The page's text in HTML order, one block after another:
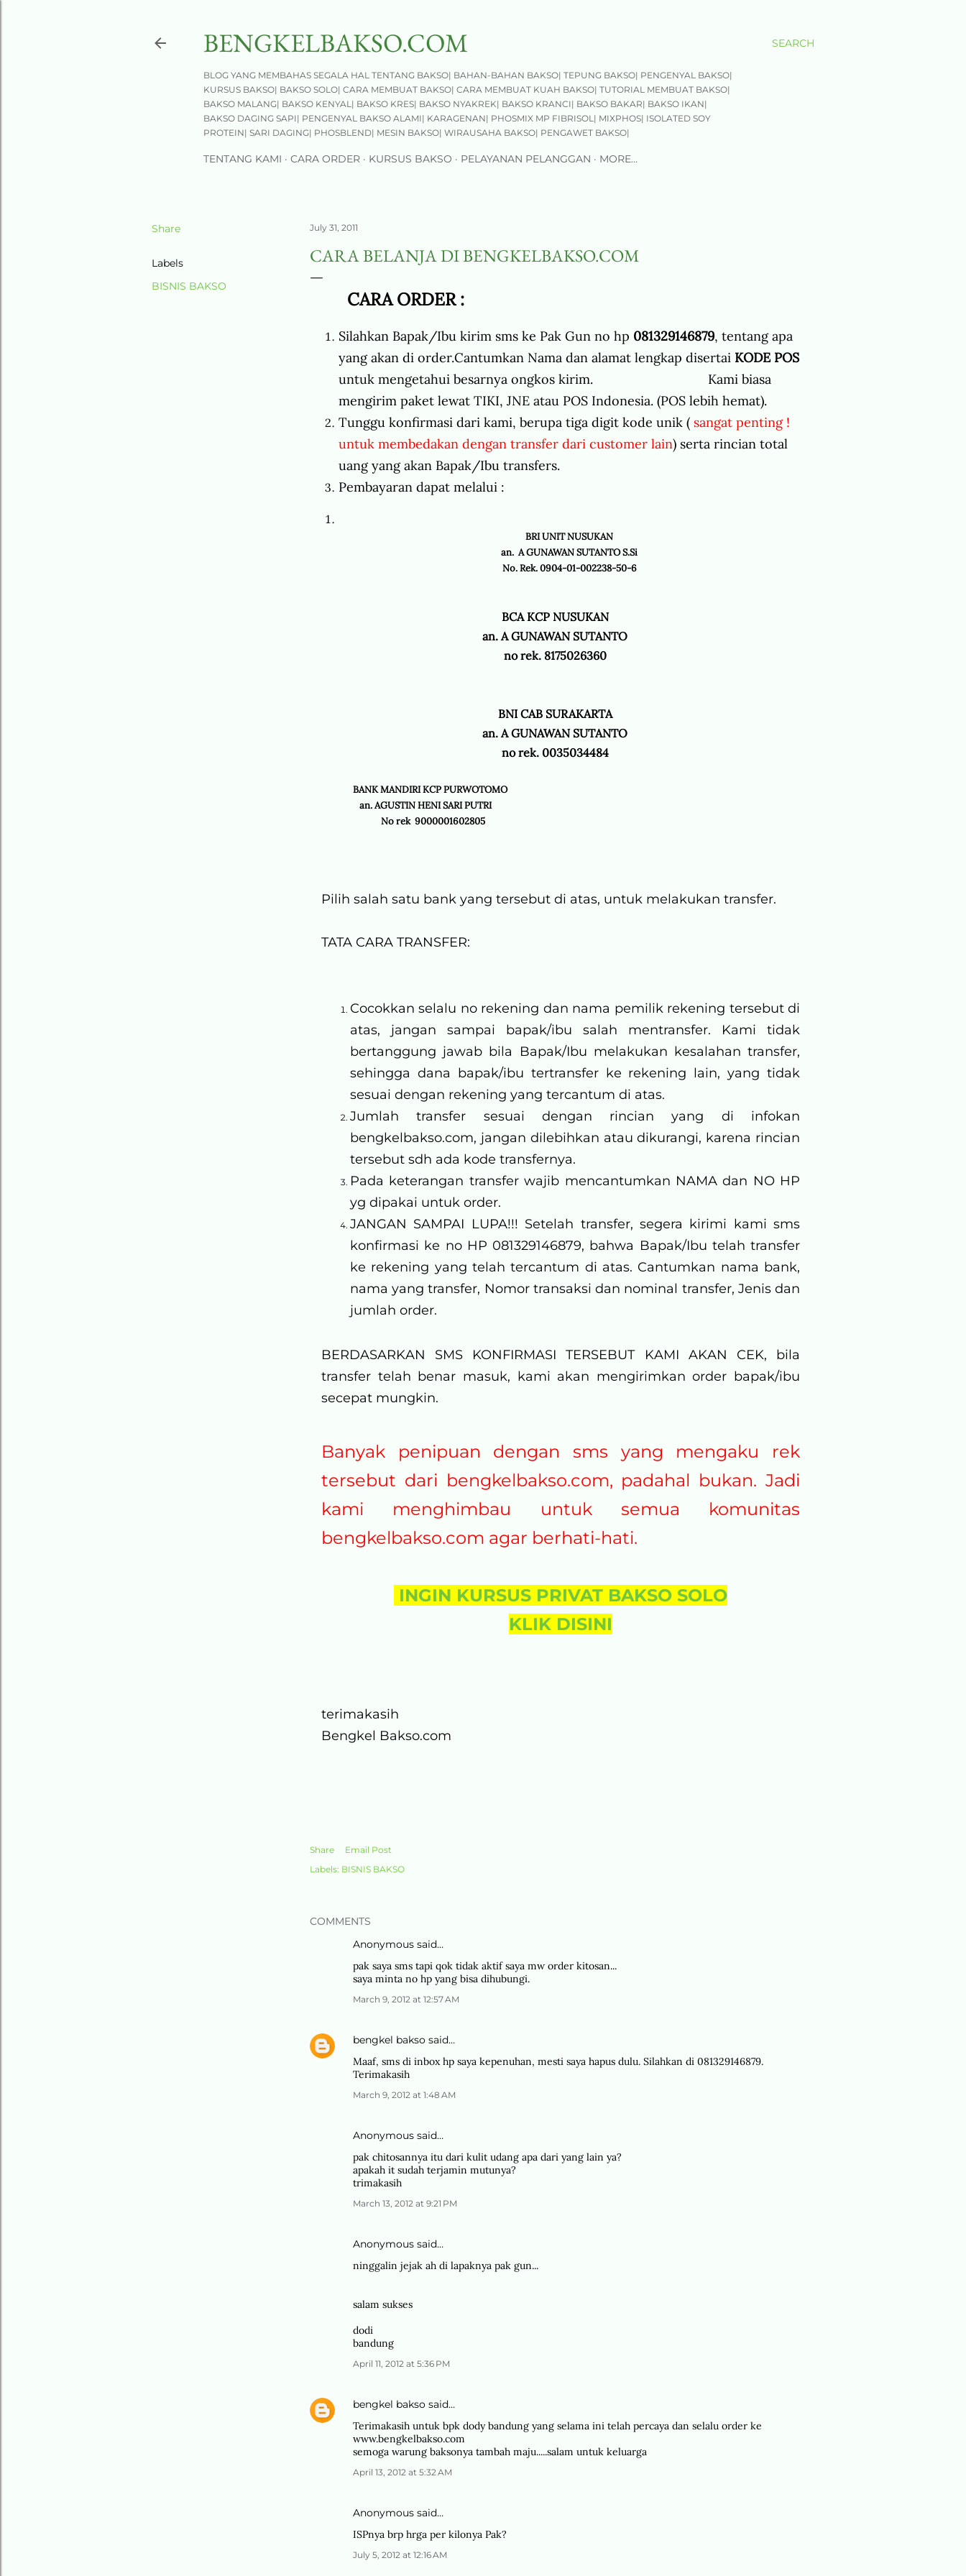
SEARCH
BENGKELBAKSO.COM
BLOG YANG MEMBAHAS SEGALA HAL TENTANG BAKSO| BAHAN-BAHAN BAKSO| TEPUNG BAKSO| PENGENYAL BAKSO|
KURSUS BAKSO| BAKSO SOLO| CARA MEMBUAT BAKSO| CARA MEMBUAT KUAH BAKSO| TUTORIAL MEMBUAT BAKSO|
BAKSO MALANG| BAKSO KENYAL| BAKSO KRES| BAKSO NYAKREK| BAKSO KRANCI| BAKSO BAKAR| BAKSO IKAN|
BAKSO DAGING SAPI| PENGENYAL BAKSO ALAMI| KARAGENAN| PHOSMIX MP FIBRISOL| MIXPHOS| ISOLATED SOY
PROTEIN| SARI DAGING| PHOSBLEND| MESIN BAKSO| WIRAUSAHA BAKSO| PENGAWET BAKSO|
TENTANG KAMI CARA ORDER KURSUS BAKSO PELAYANAN PELANGGAN MORE…
Share
Labels
BISNIS BAKSO
July 31, 2011
CARA BELANJA DI BENGKELBAKSO.COM
CARA ORDER :
Silahkan Bapak/Ibu kirim sms ke Pak Gun no hp 081329146879, tentang apa
yang akan di order.Cantumkan Nama dan alamat lengkap disertai KODE POS
untuk mengetahui besarnya ongkos kirim. Kami biasa
mengirim paket lewat TIKI, JNE atau POS Indonesia. (POS lebih hemat).
Tunggu konfirmasi dari kami, berupa tiga digit kode unik ( sangat penting !
untuk membedakan dengan transfer dari customer lain) serta rincian total
uang yang akan Bapak/Ibu transfers.
Pembayaran dapat melalui :
BRI UNIT NUSUKAN
an. A GUNAWAN SUTANTO S.Si
No. Rek. 0904-01-002238-50-6
BCA KCP NUSUKAN
an. A GUNAWAN SUTANTO
no rek. 8175026360
BNI CAB SURAKARTA
an. A GUNAWAN SUTANTO
no rek. 0035034484
BANK MANDIRI KCP PURWOTOMO
an. AGUSTIN HENI SARI PUTRI
No rek 9000001602805
Pilih salah satu bank yang tersebut di atas, untuk melakukan transfer.
TATA CARA TRANSFER:
Cocokkan selalu no rekening dan nama pemilik rekening tersebut di
atas, jangan sampai bapak/ibu salah mentransfer. Kami tidak
bertanggung jawab bila Bapak/Ibu melakukan kesalahan transfer,
sehingga dana bapak/ibu tertransfer ke rekening lain, yang tidak
sesuai dengan rekening yang tercantum di atas.
Jumlah transfer sesuai dengan rincian yang di infokan
bengkelbakso.com, jangan dilebihkan atau dikurangi, karena rincian
tersebut sdh ada kode transfernya.
Pada keterangan transfer wajib mencantumkan NAMA dan NO HP
yg dipakai untuk order.
JANGAN SAMPAI LUPA!!! Setelah transfer, segera kirimi kami sms
konfirmasi ke no HP 081329146879, bahwa Bapak/Ibu telah transfer
ke rekening yang telah tercantum di atas. Cantumkan nama bank,
nama yang transfer, Nomor transaksi dan nominal transfer, Jenis dan
jumlah order.
BERDASARKAN SMS KONFIRMASI TERSEBUT KAMI AKAN CEK, bila
transfer telah benar masuk, kami akan mengirimkan order bapak/ibu
secepat mungkin.
Banyak penipuan dengan sms yang mengaku rek
tersebut dari bengkelbakso.com, padahal bukan. Jadi
kami menghimbau untuk semua komunitas
bengkelbakso.com agar berhati-hati.
INGIN KURSUS PRIVAT BAKSO SOLO
KLIK DISINI
terimakasih
Bengkel Bakso.com
Share
Email Post
Labels: BISNIS BAKSO
COMMENTS
Anonymous said…
pak saya sms tapi qok tidak aktif saya mw order kitosan...
saya minta no hp yang bisa dihubungi.
March 9, 2012 at 12:57 AM
bengkel bakso said…
Maaf, sms di inbox hp saya kepenuhan, mesti saya hapus dulu. Silahkan di 081329146879.
Terimakasih
March 9, 2012 at 1:48 AM
Anonymous said…
pak chitosannya itu dari kulit udang apa dari yang lain ya?
apakah it sudah terjamin mutunya?
trimakasih
March 13, 2012 at 9:21 PM
Anonymous said…
ninggalin jejak ah di lapaknya pak gun...
salam sukses
dodi
bandung
April 11, 2012 at 5:36 PM
bengkel bakso said…
Terimakasih untuk bpk dody bandung yang selama ini telah percaya dan selalu order ke
www.bengkelbakso.com
semoga warung baksonya tambah maju.....salam untuk keluarga
April 13, 2012 at 5:32 AM
Anonymous said…
ISPnya brp hrga per kilonya Pak?
July 5, 2012 at 12:16 AM